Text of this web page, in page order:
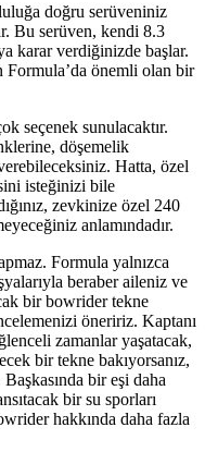
doğru serüveniniz
Bu serüven, kendi 8.3
karar verdiğinizde başlar.
önemli olan bir
seçenek sunulacaktır.
döşemelik
Hatta, özel
isteğinizi bile
zevkinize özel 240
anlamındadır.
Formula yalnızca
beraber aileniz ve
bir bowrider tekne
öneririz. Kaptanı
zamanlar yaşatacak,
bir tekne bakıyorsanız,
bir eşi daha
bir su sporları
hakkında daha fazla